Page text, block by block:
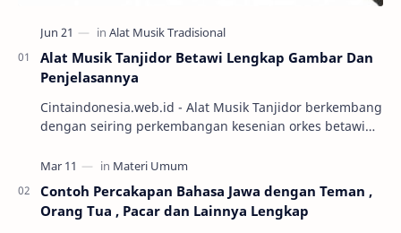
Alat Musik Tanjidor Betawi Lengkap Gambar Dan
Penjelasannya
Cintaindonesia.web.id - Alat Musik Tanjidor berkembang
dengan seiring perkembangan kesenian orkes betawi
Contoh Percakapan Bahasa Jawa dengan Teman ,
Orang Tua , Pacar dan Lainnya Lengkap